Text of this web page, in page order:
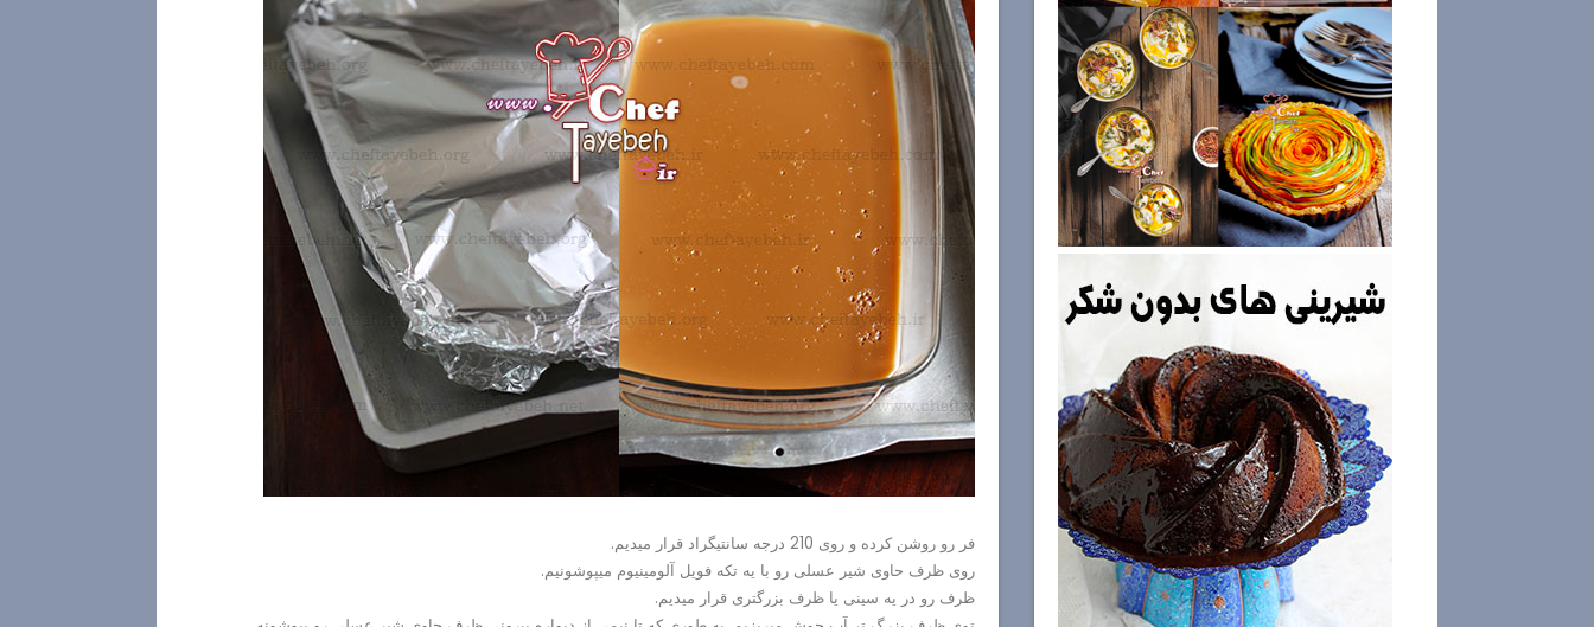
فر رو روشن کرده و روی 210 درجه سانتیگراد قرار میدیم.
روی ظرف حاوی شیر عسلی رو با یه تکه فویل آلومینیوم میپوشونیم.
ظرف رو در یه سینی یا ظرف بزرگتری قرار میدیم.